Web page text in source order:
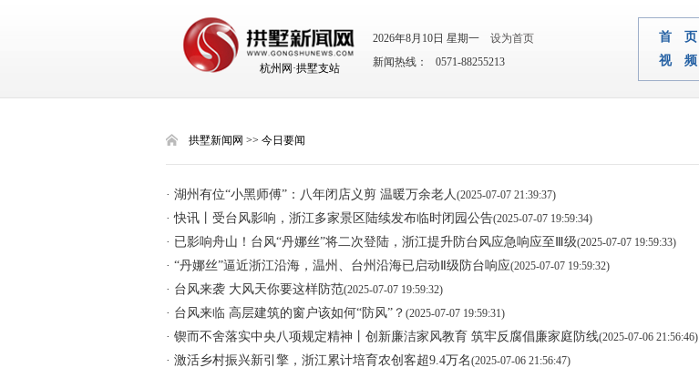
杭州网·拱墅支站
2026年8月10日 星期一
设为首页
新闻热线： 0571-88255213
首 页
视 频
拱墅新闻网 >> 今日要闻
· 湖州有位“小黑师傅”：八年闭店义剪 温暖万余老人(2025-07-07 21:39:37)
· 快讯丨受台风影响，浙江多家景区陆续发布临时闭园公告(2025-07-07 19:59:34)
· 已影响舟山！台风“丹娜丝”将二次登陆，浙江提升防台风应急响应至Ⅲ级(2025-07-07 19:59:33)
· “丹娜丝”逼近浙江沿海，温州、台州沿海已启动Ⅱ级防台响应(2025-07-07 19:59:32)
· 台风来袭 大风天你要这样防范(2025-07-07 19:59:32)
· 台风来临 高层建筑的窗户该如何“防风”？ (2025-07-07 19:59:31)
· 锲而不舍落实中央八项规定精神丨创新廉洁家风教育 筑牢反腐倡廉家庭防线(2025-07-06 21:56:46)
· 激活乡村振兴新引擎，浙江累计培育农创客超9.4万名(2025-07-06 21:56:47)